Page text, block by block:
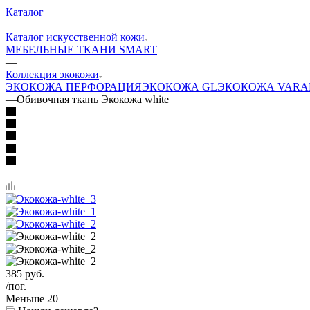
Каталог
—
Каталог искусственной кожи
МЕБЕЛЬНЫЕ ТКАНИ SMART
—
Коллекция экокожи
ЭКОКОЖА ПЕРФОРАЦИЯЭКОКОЖА GLЭКОКОЖА
—Обивочная ткань Экокожа white
385 руб.
/пог.
Меньше 20